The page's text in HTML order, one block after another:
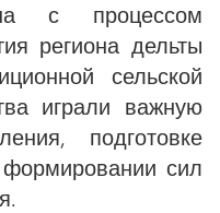
с процессом
региона дельты
сельской
играли важную
подготовке
сил